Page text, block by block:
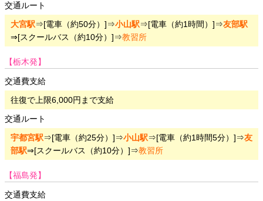
交通ルート
大宮駅⇒[電車（約50分）]⇒小山駅⇒[電車（約1時間）]⇒友部駅
⇒[スクールバス（約10分）]⇒教習所
【栃木発】
交通費支給
往復で上限6,000円まで支給
交通ルート
宇都宮駅⇒[電車（約25分）]⇒小山駅⇒[電車（約1時間5分）]⇒友
部駅⇒[スクールバス（約10分）]⇒教習所
【福島発】
交通費支給